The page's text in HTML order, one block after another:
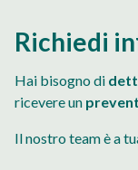
Richiedi
Hai bisogno di
ricevere un
Il nostro team è a